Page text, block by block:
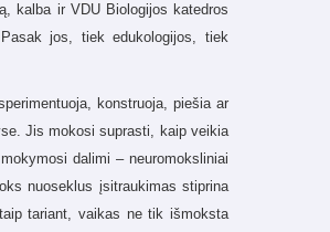
kalba ir VDU Biologijos katedros
jos, tiek edukologijos, tiek
konstruoja, piešia ar
Jis mokosi suprasti, kaip veikia
dalimi – neuromoksliniai
nuoseklus įsitraukimas stiprina
tariant, vaikas ne tik išmoksta